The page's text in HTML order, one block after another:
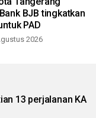
BJB tingkatkan
PAD
2026
13 perjalanan KA